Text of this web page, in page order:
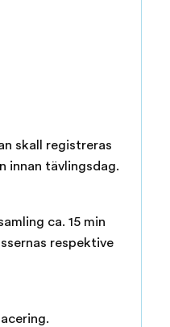
skall registreras
innan tävlingsdag.
ca. 15 min
respektive